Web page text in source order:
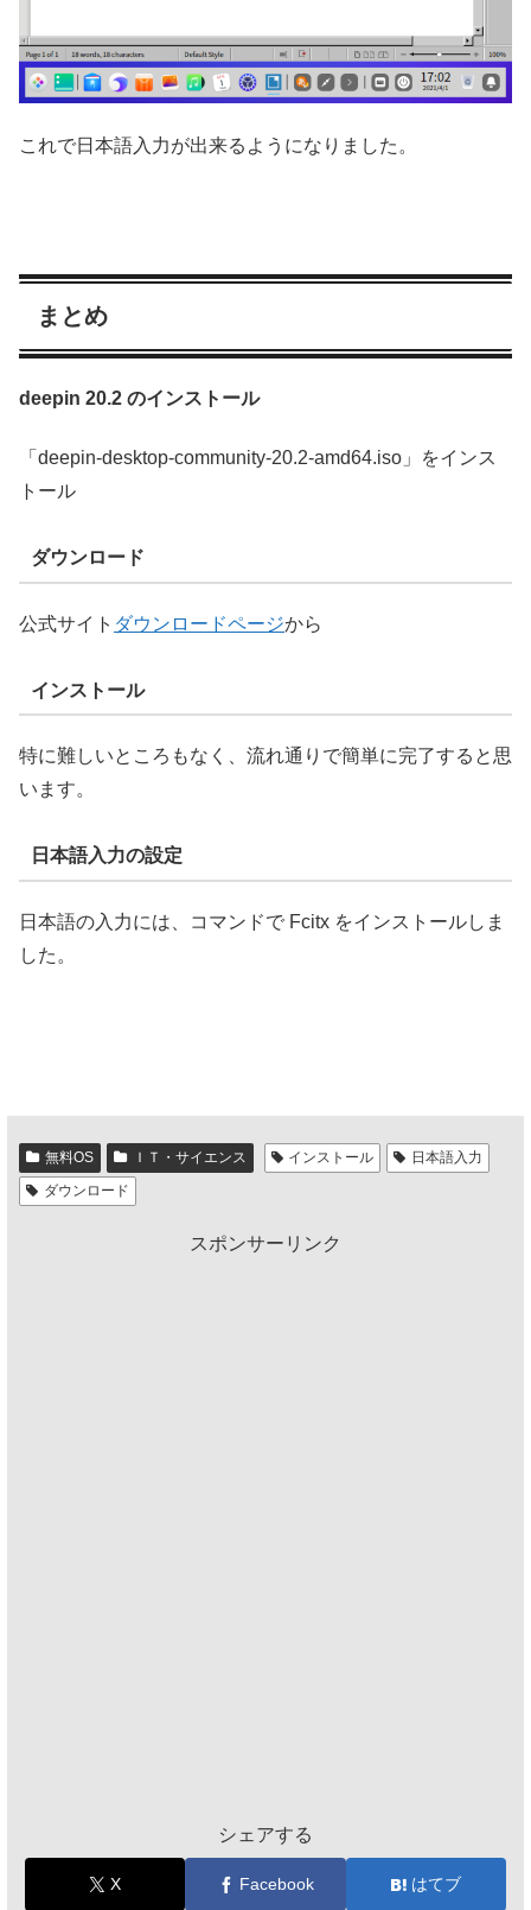
これで日本語入力が出来るようになりました。
まとめ
deepin 20.2 のインストール
「deepin-desktop-community-20.2-amd64.iso」をインス
トール
ダウンロード
公式サイト ダウンロードページから
インストール
特に難しいところもなく、流れ通りで簡単に完了すると思
います。
日本語入力の設定
日本語の入力には、コマンドで Fcitx をインストールしま
した。
無料OS ＩＴ・サイエンス インストール
日本語入力
ダウンロード
スポンサーリンク
シェアする
X Facebook はてブ